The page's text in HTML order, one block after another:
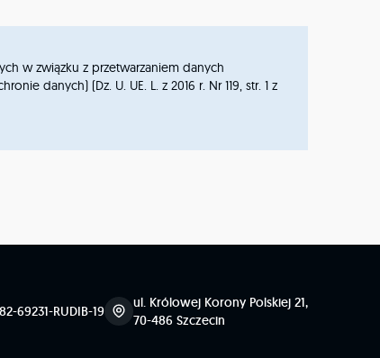
w związku z przetwarzaniem danych
danych) (Dz. U. UE. L. z 2016 r. Nr 119, str. 1 z
69231-RUDIB-19
ul. Królowej Korony Polskiej 21,
70-486 Szczecin